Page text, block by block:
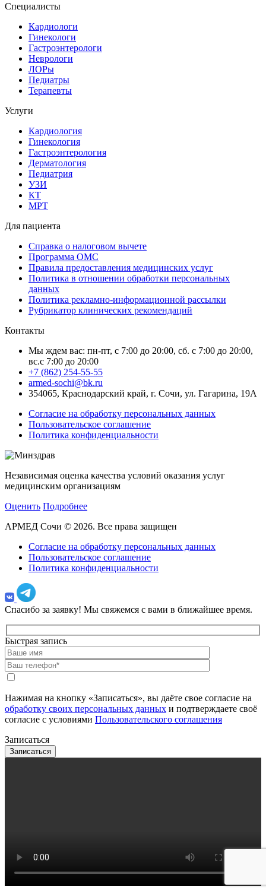
Специалисты
Кардиологи
Гинекологи
Гастроэнтерологи
Неврологи
ЛОРы
Педиатры
Терапевты
Услуги
Кардиология
Гинекология
Гастроэнтерология
Дерматология
Педиатрия
УЗИ
КТ
МРТ
Для пациента
Справка о налоговом вычете
Программа ОМС
Правила предоставления медицинских услуг
Политика в отношении обработки персональных
данных
Политика рекламно-информационной рассылки
Рубрикатор клинических рекомендаций
Контакты
Мы ждем вас: пн-пт, с 7:00 до 20:00, сб. с 7:00 до 20:00,
вс.с 7:00 до 20:00
+7 (862) 254-55-55
armed-sochi@bk.ru
354065, Краснодарский край, г. Сочи, ул. Гагарина, 19А
Согласие на обработку персональных данных
Пользовательское соглашение
Политика конфиденциальности
Независимая оценка качества условий оказания услуг
медицинским организациям
Оценить Подробнее
АРМЕД Сочи © 2026. Все права защищен
Согласие на обработку персональных данных
Пользовательское соглашение
Политика конфиденциальности
Спасибо за заявку! Мы свяжемся с вами в ближайшее время.
Быстрая запись
Нажимая на кнопку «Записаться», вы даёте свое согласие на
обработку своих персональных данных и подтверждаете своё
согласие с условиями Пользовательского соглашения
Записаться